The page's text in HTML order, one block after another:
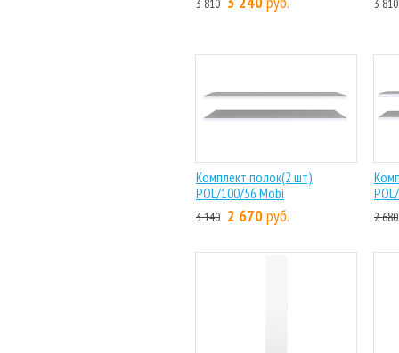
3 810 3 810
Комплект полок(2 шт)
POL/100/56 Mobi
3 140 2 670руб. 2 680